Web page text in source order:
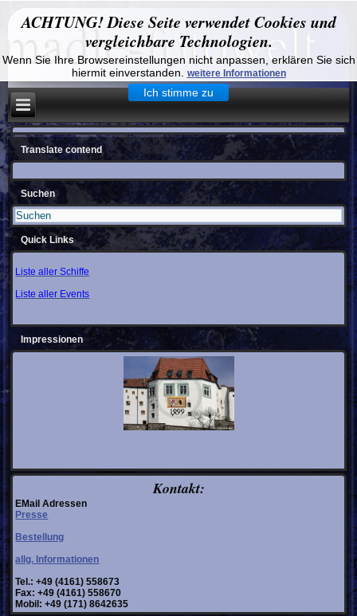
ACHTUNG! Diese Seite verwendet Cookies und
vergleichbare Technologien.
Wenn Sie Ihre Browsereinstellungen nicht anpassen, erklären Sie sich
hiermit einverstanden.
weitere Informationen
Ich stimme zu
Translate contend
Suchen
Quick Links
Liste aller Schiffe
Liste aller Events
Impressionen
Kontakt:
EMail Adressen
Presse
Bestellung
allg. Informationen
Tel.: +49 (4161) 558673
Fax: +49 (4161) 558670
Mobil: +49 (171) 8642635